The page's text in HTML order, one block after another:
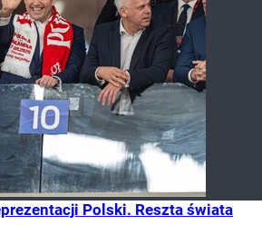
Polski. Reszta świata